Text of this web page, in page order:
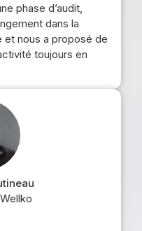
phase d’audit,
dans la
nous a proposé de
toujours en